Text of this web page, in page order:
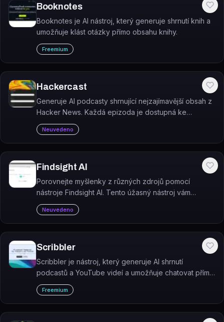
Booknotes
Booknotes je AI nástroj, který generuje shrnutí knih a
umožňuje klást otázky přímo obsahu knihy.
Freemium
Hackercast
Generuje AI podcasty shrnující nejzajímavější obsah z
Hacker News. Každá epizoda je dostupná ke
streamování nebo stažení jako MP3.
Neuvedeno
Findsight AI
Porovnejte myšlenky z různých zdrojů pomocí
nástroje Findsight AI. Tento úžasný nástroj vám
umožní srovnávat ne-fikční nápady a získávat nové
perspektivy. Navíc je k dispozici zcela zdarma!
Neuvedeno
Scribbler
Scribbler je nástroj, který generuje AI shrnutí
podcastů a YouTube videí a umožňuje chatovat přímo
s obsahem epizody.
Freemium